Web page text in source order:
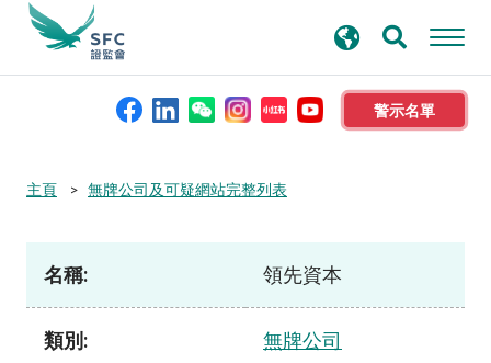
警示名單
本會簡介
規則及標準
尋
主頁 無牌公司及可疑網站完整列表
名稱: 領先資本
類別: 無牌公司